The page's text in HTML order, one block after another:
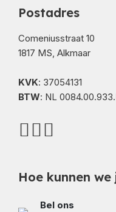
Postadres
Comeniusstraat 10
1817 MS, Alkmaar
KVK: 37054131
BTW: NL
Hoe kunnen we
Bel ons